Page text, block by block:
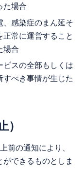
た場合
感染症のまん延そ
常に運営すること
場合
スの全部もしくは
べき事情が生じた
前の通知により、
できるものとしま